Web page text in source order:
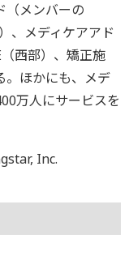
（メンバーの
、メディケアアド
西部）、矯正施
。ほかにも、メデ
万人にサービスを
Inc.